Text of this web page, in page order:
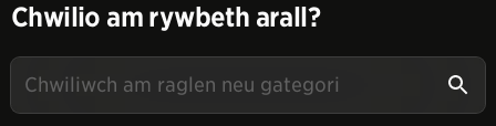
Chwilio am rywbeth arall?